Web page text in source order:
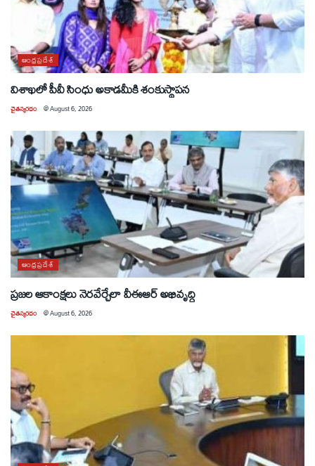
ఆంధ్రప్రదేశ్
విశాఖలో పీవీ సింధు అకాడమీకి శంకుస్థాపన
చైతన్యరధం @August 6, 2026
ఆంధ్రప్రదేశ్
ప్రజల ఆకాంక్షలు నెరవేర్చేలా వీఈఆర్ అభివృద్ధి
చైతన్యరధం @August 6, 2026